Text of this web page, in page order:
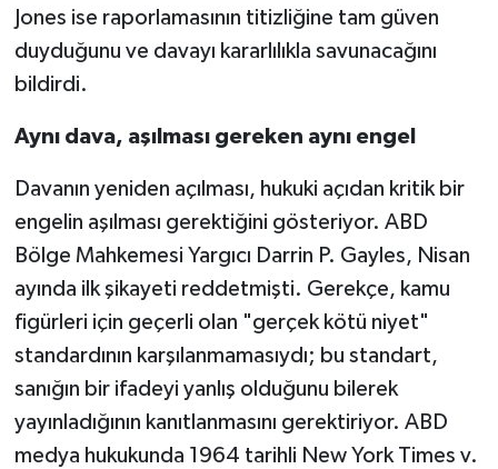
Jones ise raporlamasının titizliğine tam güven
duyduğunu ve davayı kararlılıkla savunacağını
bildirdi.
Aynı dava, aşılması gereken aynı engel
Davanın yeniden açılması, hukuki açıdan kritik bir
engelin aşılması gerektiğini gösteriyor. ABD
Bölge Mahkemesi Yargıcı Darrin P. Gayles, Nisan
ayında ilk şikayeti reddetmişti. Gerekçe, kamu
figürleri için geçerli olan "gerçek kötü niyet"
standardının karşılanmamasıydı; bu standart,
sanığın bir ifadeyi yanlış olduğunu bilerek
yayınladığının kanıtlanmasını gerektiriyor. ABD
medya hukukunda 1964 tarihli New York Times v.